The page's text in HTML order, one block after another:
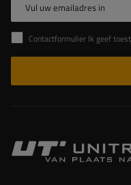
Vul uw emailadres in
Contactformulier Ik geef toestemming voor de verwerking van mijn